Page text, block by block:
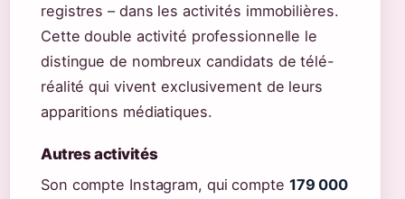
registres – dans les activités immobilières.
Cette double activité professionnelle le
distingue de nombreux candidats de télé-
réalité qui vivent exclusivement de leurs
apparitions médiatiques.
Autres activités
Son compte Instagram, qui compte 179 000